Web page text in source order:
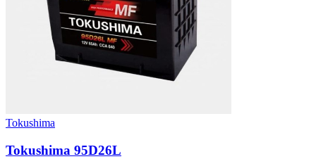
Tokushima
Tokushima 95D26L